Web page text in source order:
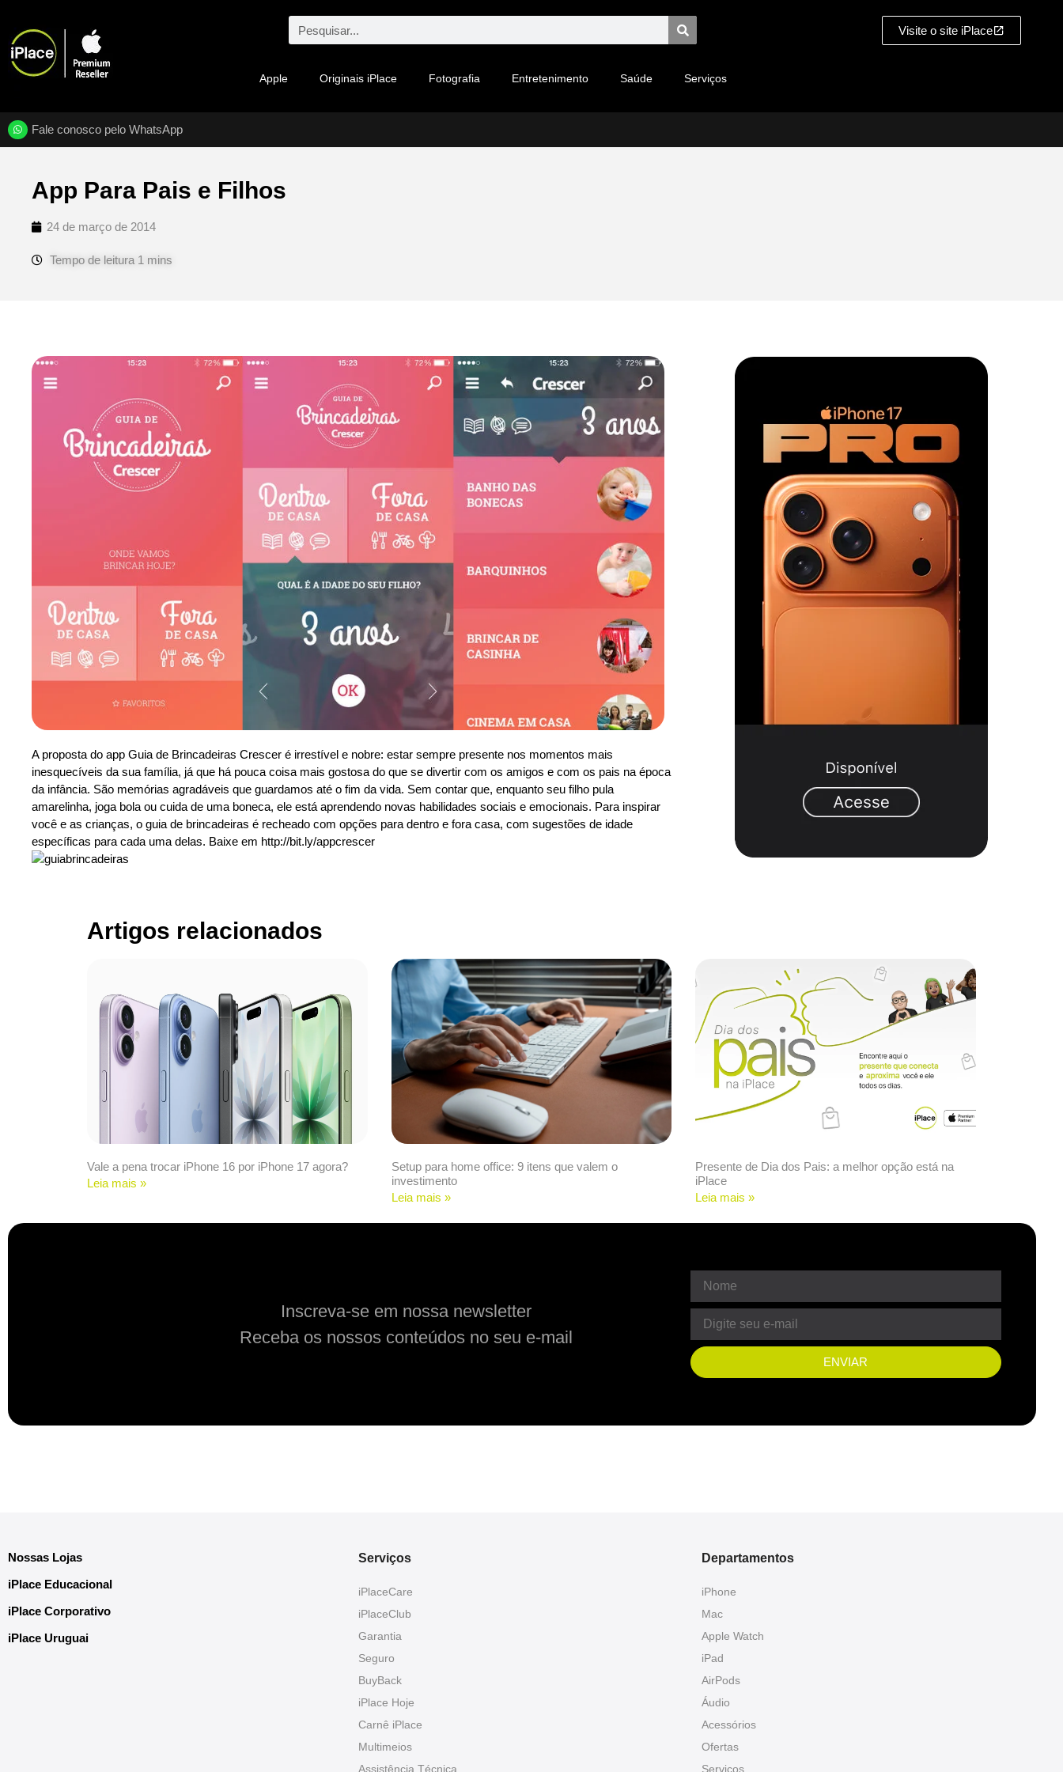
Apple Originais iPlace Fotografia Entretenimento Saúde Serviços
Visite o site iPlace
Fale conosco pelo WhatsApp
App Para Pais e Filhos
24 de março de 2014
A proposta do app Guia de Brincadeiras Crescer é irrestível e nobre: estar sempre presente nos momentos mais
inesquecíveis da sua família, já que há pouca coisa mais gostosa do que se divertir com os amigos e com os pais na época
da infância. São memórias agradáveis que guardamos até o fim da vida. Sem contar que, enquanto seu filho pula
amarelinha, joga bola ou cuida de uma boneca, ele está aprendendo novas habilidades sociais e emocionais. Para inspirar
você e as crianças, o guia de brincadeiras é recheado com opções para dentro e fora casa, com sugestões de idade
específicas para cada uma delas. Baixe em http://bit.ly/appcrescer
Artigos relacionados
Vale a pena trocar iPhone 16 por iPhone 17 agora?
Leia mais »
Setup para home office: 9 itens que valem o
investimento
Leia mais »
Presente de Dia dos Pais: a melhor opção está na
iPlace
Leia mais »
Inscreva-se em nossa newsletter
Receba os nossos conteúdos no seu e-mail
ENVIAR
Nossas Lojas
iPlace Educacional
iPlace Corporativo
iPlace Uruguai
Serviços
iPlaceCare
iPlaceClub
Garantia
Seguro
BuyBack
iPlace Hoje
Carnê iPlace
Multimeios
Assistência Técnica
Departamentos
iPhone
Mac
Apple Watch
iPad
AirPods
Áudio
Acessórios
Ofertas
Serviços